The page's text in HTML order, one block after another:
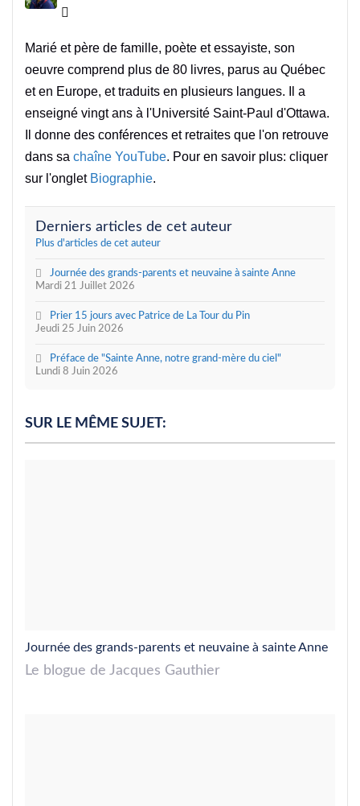
Marié et père de famille, poète et essayiste, son
oeuvre comprend plus de 80 livres, parus au Québec
et en Europe, et traduits en plusieurs langues. Il a
enseigné vingt ans à l'Université Saint-Paul d'Ottawa.
Il donne des conférences et retraites que l'on retrouve
dans sa chaîne YouTube. Pour en savoir plus: cliquer
sur l'onglet Biographie.
Derniers articles de cet auteur
Plus d'articles de cet auteur
Mardi 21 Juillet 2026
Journée des grands-parents et neuvaine à sainte Anne
Jeudi 25 Juin 2026
Prier 15 jours avec Patrice de La Tour du Pin
Lundi 8 Juin 2026
Préface de "Sainte Anne, notre grand-mère du ciel"
SUR LE MÊME SUJET:
Journée des grands-parents et neuvaine à sainte Anne
Le blogue de Jacques Gauthier